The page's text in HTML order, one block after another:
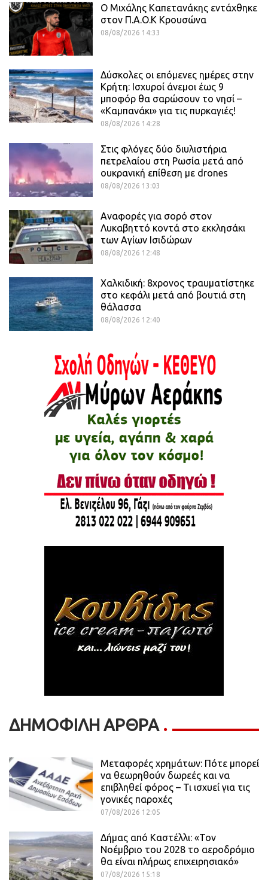
O Mιχάλης Καπετανάκης εντάχθηκε
στον Π.Α.Ο.Κ Κρουσώνα
08/08/2026 14:33
Δύσκολες οι επόμενες ημέρες στην
Κρήτη: Ισχυροί άνεμοι έως 9
μποφόρ θα σαρώσουν το νησί –
«Καμπανάκι» για τις πυρκαγιές!
08/08/2026 14:28
Στις φλόγες δύο διυλιστήρια
πετρελαίου στη Ρωσία μετά από
ουκρανική επίθεση με drones
08/08/2026 13:03
Αναφορές για σορό στον
Λυκαβηττό κοντά στο εκκλησάκι
των Αγίων Ισιδώρων
08/08/2026 12:48
Χαλκιδική: 8χρονος τραυματίστηκε
στο κεφάλι μετά από βουτιά στη
θάλασσα
08/08/2026 12:40
ΔΗΜΟΦΙΛΗ ΑΡΘΡΑ
Μεταφορές χρημάτων: Πότε μπορεί
να θεωρηθούν δωρεές και να
επιβληθεί φόρος – Τι ισχυεί για τις
γονικές παροχές
07/08/2026 12:05
Δήμας από Καστέλλι: «Τον
Νοέμβριο του 2028 το αεροδρόμιο
θα είναι πλήρως επιχειρησιακό»
07/08/2026 15:18